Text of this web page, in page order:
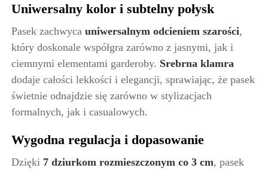
Uniwersalny kolor i subtelny połysk
Pasek zachwyca uniwersalnym odcieniem szarości,
który doskonale współgra zarówno z jasnymi, jak i
ciemnymi elementami garderoby. Srebrna klamra
dodaje całości lekkości i elegancji, sprawiając, że pasek
świetnie odnajdzie się zarówno w stylizacjach
formalnych, jak i casualowych.
Wygodna regulacja i dopasowanie
Dzięki 7 dziurkom rozmieszczonym co 3 cm, pasek